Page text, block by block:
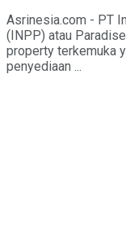
Asrinesia.com - PT
(INPP) atau
property terkemuka
penyediaan ...